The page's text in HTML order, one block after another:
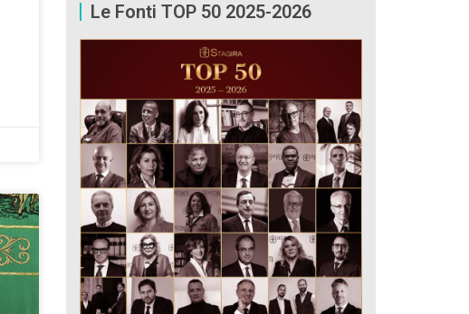
Le Fonti TOP 50 2025-2026